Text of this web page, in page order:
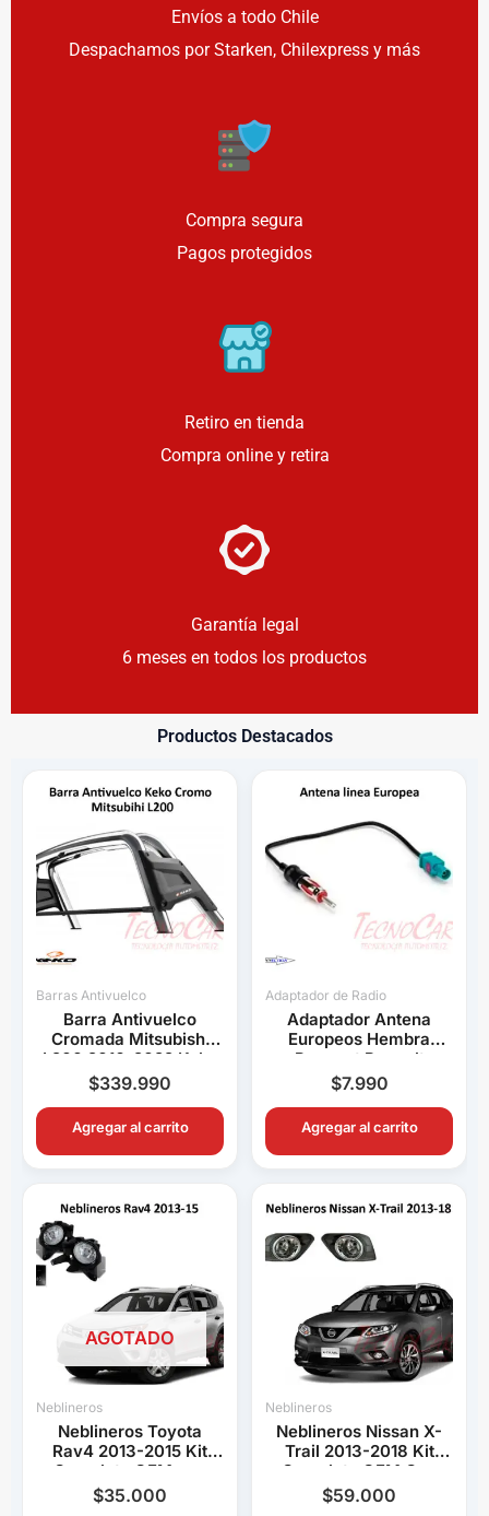
Envíos a todo Chile
Despachamos por Starken, Chilexpress y más
Compra segura
Pagos protegidos
Retiro en tienda
Compra online y retira
Garantía legal
6 meses en todos los productos
Productos Destacados
Barras Antivuelco
Barra Antivuelco
Cromada Mitsubishi
L200 2016-2022 Keko
K1 Decorativa Pick Up
$339.990
Agregar al carrito
Adaptador de Radio
Adaptador Antena
Europeos Hembra
Peugeot Renault
Volkswagen BMW Audi
Connection
$7.990
Agregar al carrito
AGOTADO
Neblineros
Neblineros Toyota
Rav4 2013-2015 Kit
Completo OEM con
Ampolletas H11
$35.000
Neblineros
Neblineros Nissan X-
Trail 2013-2018 Kit
Completo OEM Con
Switch y Relay
$59.000